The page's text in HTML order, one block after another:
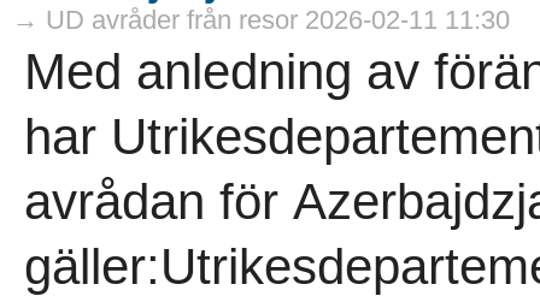
→ UD avråder från resor 2026-02-11 11:30
Med anledning av
har
avrådan för